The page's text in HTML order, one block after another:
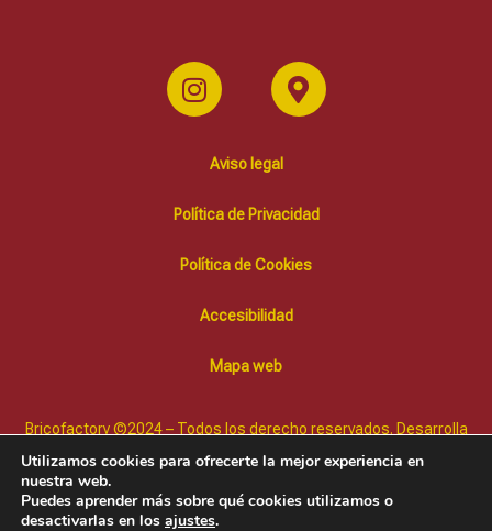
Aviso legal
Política de Privacidad
Política de Cookies
Accesibilidad
Mapa web
Bricofactory ©2024 – Todos los derecho reservados. Desarrolla
Diffusion Marketing Online
Utilizamos cookies para ofrecerte la mejor experiencia en
nuestra web.
Puedes aprender más sobre qué cookies utilizamos o
desactivarlas en los ajustes.